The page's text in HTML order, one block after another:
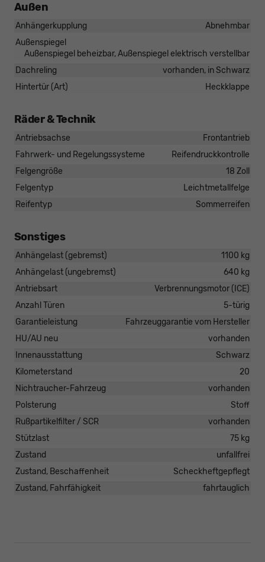
Außen
Anhängerkupplung
Abnehmbar
Außenspiegel
Außenspiegel beheizbar, Außenspiegel elektrisch verstellbar
Dachreling
vorhanden, in Schwarz
Hintertür (Art)
Heckklappe
Räder & Technik
Antriebsachse
Frontantrieb
Fahrwerk- und Regelungssysteme
Reifendruckkontrolle
Felgengröße
18 Zoll
Felgentyp
Leichtmetallfelge
Reifentyp
Sommerreifen
Sonstiges
Anhängelast (gebremst)
1100 kg
Anhängelast (ungebremst)
640 kg
Antriebsart
Verbrennungsmotor (ICE)
Anzahl Türen
5-türig
Garantieleistung
Fahrzeuggarantie vom Hersteller
HU/AU neu
vorhanden
Innenausstattung
Schwarz
Kilometerstand
20
Nichtraucher-Fahrzeug
vorhanden
Polsterung
Stoff
Rußpartikelfilter / SCR
vorhanden
Stützlast
75 kg
Zustand
unfallfrei
Zustand, Beschaffenheit
Scheckheftgepflegt
Zustand, Fahrfähigkeit
fahrtauglich